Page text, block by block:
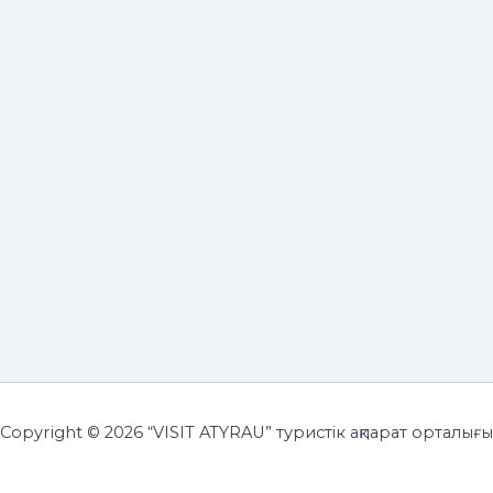
Copyright © 2026 “VISIT ATYRAU” туристік ақпарат орталығы